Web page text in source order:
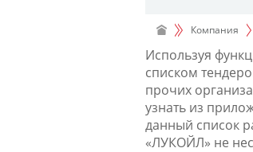
Компания
Используя
списком
прочих
узнать из
данный список
«ЛУКОЙЛ» не